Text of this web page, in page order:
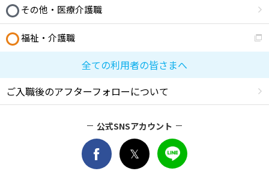
その他・医療介護職
福祉・介護職
全ての利用者の皆さまへ
ご入職後のアフターフォローについて
公式SNSアカウント